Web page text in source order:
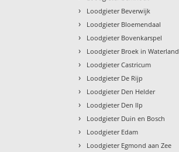
› Loodgieter Beverwijk
› Loodgieter Bloemendaal
› Loodgieter Bovenkarspel
› Loodgieter Broek in Waterland
› Loodgieter Castricum
› Loodgieter De Rijp
› Loodgieter Den Helder
› Loodgieter Den Ilp
› Loodgieter Duin en Bosch
› Loodgieter Edam
› Loodgieter Egmond aan Zee